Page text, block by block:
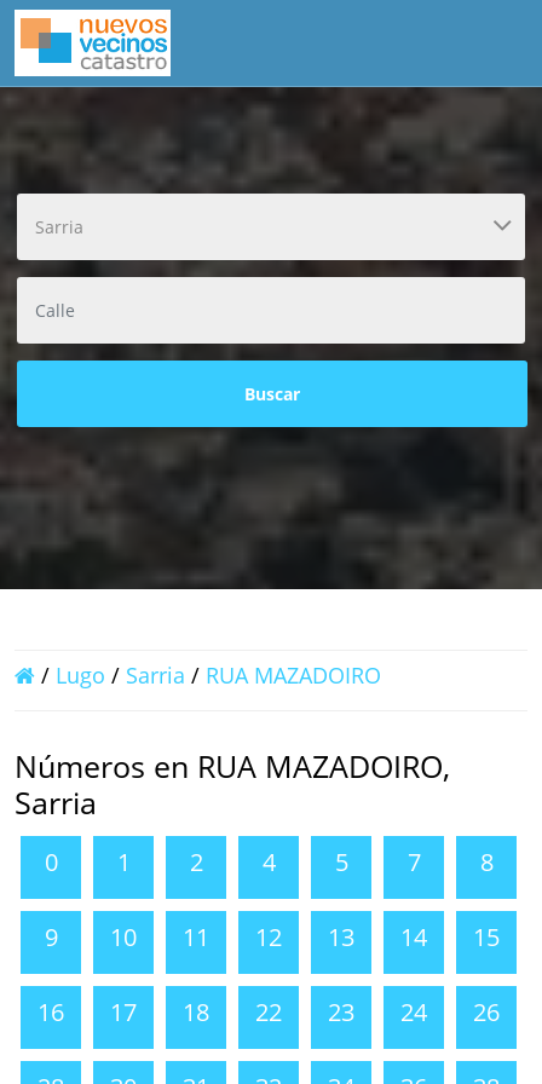
/ Lugo / Sarria / RUA MAZADOIRO
Números en RUA MAZADOIRO,
Sarria
0 1 2 4 5 7 8
9 10 11 12 13 14 15
16 17 18 22 23 24 26